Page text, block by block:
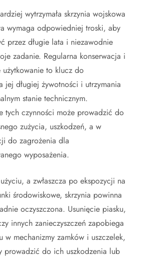
wytrzymała skrzynia wojskowa
wymaga odpowiedniej troski, aby
przez długie lata i niezawodnie
zadanie. Regularna konserwacja i
użytkowanie to klucz do
jej długiej żywotności i utrzymania
stanie technicznym.
tych czynności może prowadzić do
zużycia, uszkodzeń, a w
do zagrożenia dla
wyposażenia.
a zwłaszcza po ekspozycji na
środowiskowe, skrzynia powinna
oczyszczona. Usunięcie piasku,
innych zanieczyszczeń zapobiega
w mechanizmy zamków i uszczelek,
prowadzić do ich uszkodzenia lub